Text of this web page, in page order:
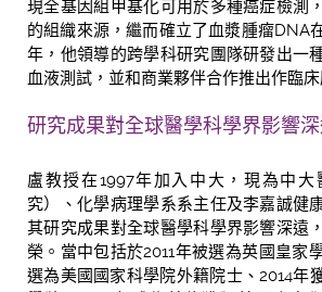
現全基因組甲基化可用於多種癌症檢測
的組織來源，繼而確立了血漿腫瘤DNA
年，他領導的跨學科研究團隊研發出一
血液測試，並和商業夥伴合作推出作臨床
研究成果對全球醫學科學界影響
盧教授在1997年加入中大，現為中
究）、化學病理學系系主任及李嘉誠健
其研究成果對全球醫學科學界影響深遠
榮。當中包括於2011年被選為英國皇家
選為美國國家科學院外籍院士、2014年